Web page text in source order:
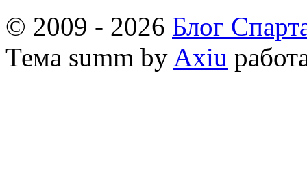
© 2009 - 2026 Блог
Тема summ by Axiu